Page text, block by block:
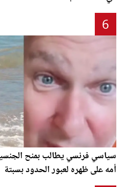
6
سياسي فرنسي يطالب بمنح
أمه على ظهره لعبور الحدود بسبتة